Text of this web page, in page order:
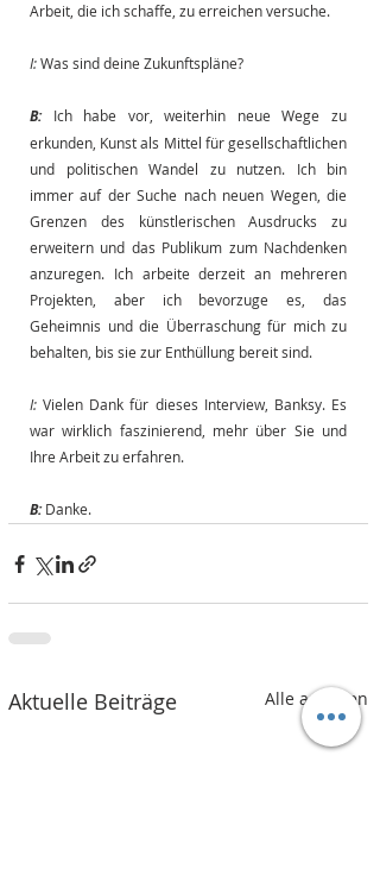
Arbeit, die ich schaffe, zu erreichen versuche.
I:Was sind deine Zukunftspläne?
B:
Ich habe vor, weiterhin neue Wege zu
erkunden, Kunst als Mittel für gesellschaftlichen
und politischen Wandel zu nutzen. Ich bin
immer auf der Suche nach neuen Wegen, die
Grenzen des künstlerischen Ausdrucks zu
erweitern und das Publikum zum Nachdenken
anzuregen. Ich arbeite derzeit an mehreren
Projekten, aber ich bevorzuge es, das
Geheimnis und die Überraschung für mich zu
behalten, bis sie zur Enthüllung bereit sind.
I: Vielen Dank für dieses Interview, Banksy. Es
war wirklich faszinierend, mehr über Sie und
Ihre Arbeit zu erfahren.
B: Danke.
Aktuelle Beiträge Alle ansehen